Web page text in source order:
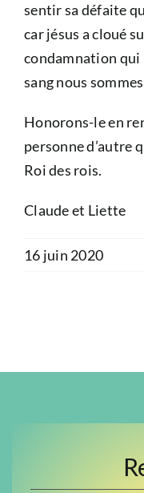
sentir sa défaite
car jésus a cloué
condamnation qui
sang nous
Honorons-le en
personne d’autre
Roi des rois.
Claude et Liette
16 juin 2020